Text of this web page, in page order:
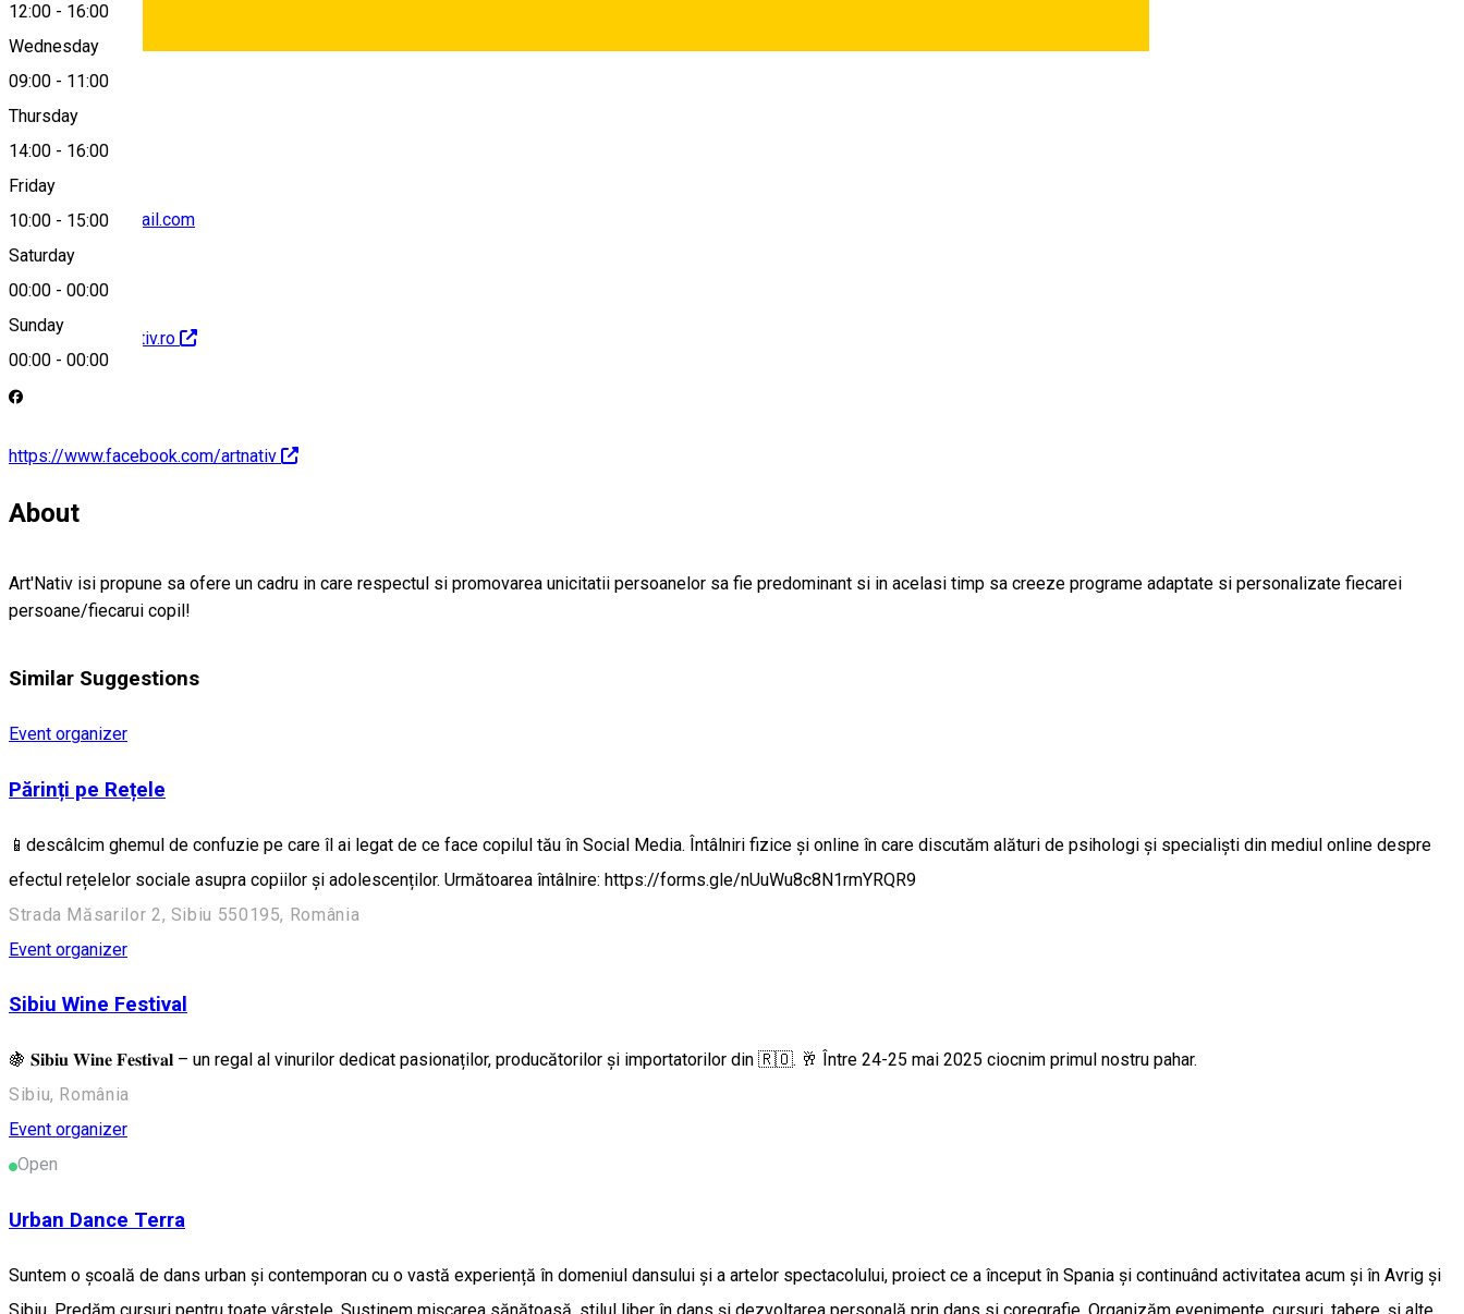
12:00 - 16:00
Wednesday
09:00 - 11:00
Thursday
14:00 - 16:00
Friday
10:00 - 15:00
Saturday
00:00 - 00:00
Sunday
00:00 - 00:00
burnetelaura@gmail.com
http://www.art-nativ.ro
https://www.facebook.com/artnativ
About
Art'Nativ isi propune sa ofere un cadru in care respectul si promovarea unicitatii persoanelor sa fie predominant si in acelasi timp sa creeze programe adaptate si personalizate fiecarei
persoane/fiecarui copil!
Similar Suggestions
Event organizer
Părinți pe Rețele
📱descâlcim ghemul de confuzie pe care îl ai legat de ce face copilul tău în Social Media. Întâlniri fizice și online în care discutăm alături de psihologi și specialiști din mediul online despre
efectul rețelelor sociale asupra copiilor și adolescenților. Următoarea întâlnire: https://forms.gle/nUuWu8c8N1rmYRQR9
Strada Măsarilor 2, Sibiu 550195, România
Event organizer
Sibiu Wine Festival
🍇 𝐒𝐢𝐛𝐢𝐮 𝐖𝐢𝐧𝐞 𝐅𝐞𝐬𝐭𝐢𝐯𝐚𝐥 – un regal al vinurilor dedicat pasionaților, producătorilor și importatorilor din 🇷🇴. 🥂 Între 24-25 mai 2025 ciocnim primul nostru pahar.
Sibiu, România
Event organizer
Open
Urban Dance Terra
Suntem o școală de dans urban și contemporan cu o vastă experiență în domeniul dansului și a artelor spectacolului, proiect ce a început în Spania și continuând activitatea acum și în Avrig și
Sibiu. Predăm cursuri pentru toate vârstele. Susținem mișcarea sănătoasă, stilul liber în dans și dezvoltarea personală prin dans si coregrafie. Organizăm evenimente, cursuri, tabere, și alte